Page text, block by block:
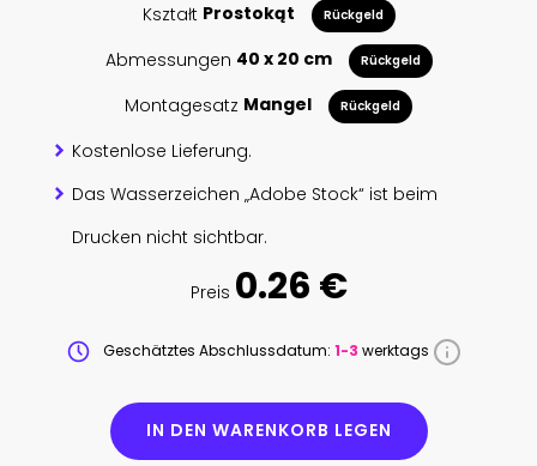
Kształt Prostokąt Rückgeld
Abmessungen 40 x 20 cm Rückgeld
Montagesatz Mangel Rückgeld
Kostenlose Lieferung.
Das Wasserzeichen „Adobe Stock“ ist beim
Drucken nicht sichtbar.
Preis 0.26 €
Geschätztes Abschlussdatum: 1-3 werktags
IN DEN WARENKORB LEGEN